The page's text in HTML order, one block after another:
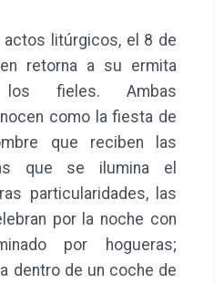
litúrgicos, el 8 de
retorna a su ermita
los fieles. Ambas
como la fiesta de
que reciben las
que se ilumina el
particularidades, las
por la noche con
por hogueras;
dentro de un coche de